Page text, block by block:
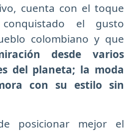
cuenta con el toque
el gusto
colombiano y que
desde varios
del planeta; la moda
con su estilo sin
posicionar mejor el